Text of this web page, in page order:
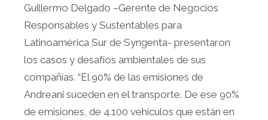
Guillermo Delgado –Gerente de Negocios
Responsables y Sustentables para
Latinoamérica Sur de Syngenta- presentaron
los casos y desafíos ambientales de sus
compañías. “El 90% de las emisiones de
Andreani suceden en el transporte. De ese 90%
de emisiones, de 4.100 vehículos que están en